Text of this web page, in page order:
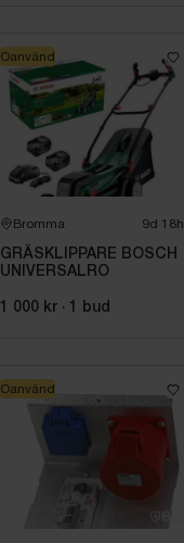
Bromma 9d 18h
GRÄSKLIPPARE BOSCH
UNIVERSALRO
1 000 kr · 1 bud
Oanvänd
Oanvänd